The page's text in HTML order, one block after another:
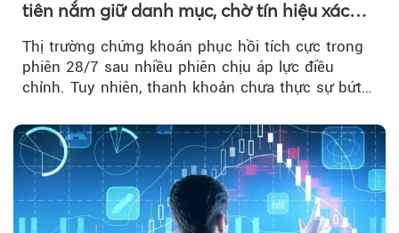
tiên nắm giữ danh mục, chờ tín hiệu xác
Thị trường chứng khoán phục hồi tích cực trong
phiên 28/7 sau nhiều phiên chịu áp lực điều
chỉnh. Tuy nhiên, thanh khoản chưa thực sự bứt